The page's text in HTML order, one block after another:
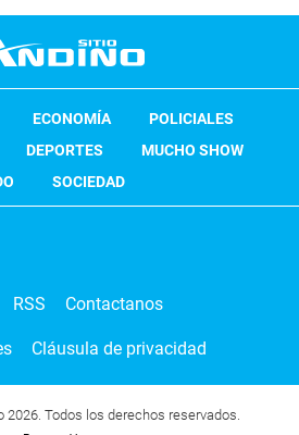
ECONOMÍA
POLICIALES
DEPORTES
MUCHO SHOW
SOCIEDAD
RSS Contactanos
Cláusula de privacidad
2026. Todos los derechos reservados.